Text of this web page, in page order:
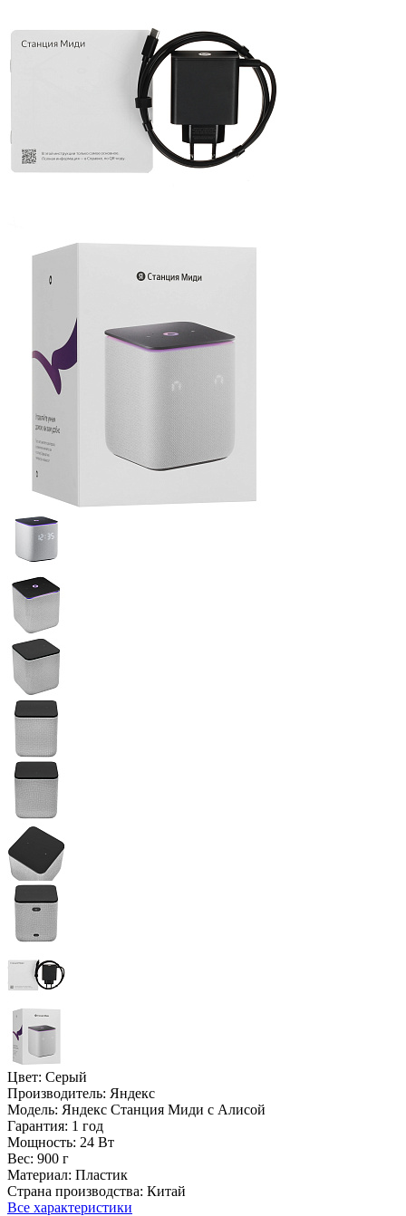
Цвет: Серый
Производитель: Яндекс
Модель: Яндекс Станция Миди с Алисой
Гарантия: 1 год
Мощность: 24 Вт
Вес: 900 г
Материал: Пластик
Страна производства: Китай
Все характеристики